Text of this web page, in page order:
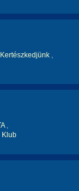
Kertészkedjünk ,
,
Klub